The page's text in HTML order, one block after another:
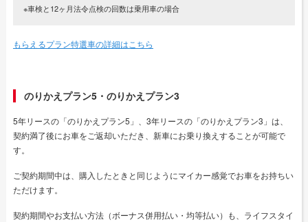
※車検と12ヶ月法令点検の回数は乗用車の場合
もらえるプラン特選車の詳細はこちら
のりかえプラン5・のりかえプラン3
5年リースの「のりかえプラン5」、3年リースの「のりかえプラン3」は、
契約満了後にお車をご返却いただき、新車にお乗り換えすることが可能で
す。
ご契約期間中は、購入したときと同じようにマイカー感覚でお車をお持ちい
ただけます。
契約期間やお支払い方法（ボーナス併用払い・均等払い）も、ライフスタイ